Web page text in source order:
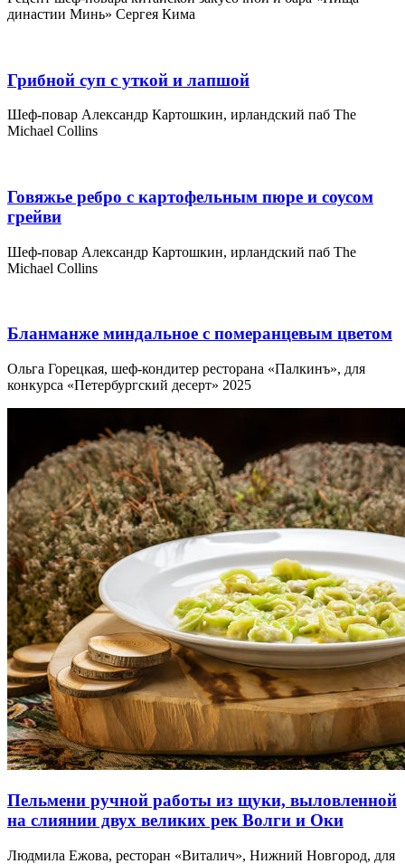
династии Минь» Сергея Кима
Грибной суп с уткой и лапшой
Шеф-повар Александр Картошкин, ирландский паб The
Michael Collins
Говяжье ребро с картофельным пюре и соусом
грейви
Шеф-повар Александр Картошкин, ирландский паб The
Michael Collins
Бланманже миндальное с померанцевым цветом
Ольга Горецкая, шеф-кондитер ресторана «Палкинъ», для
конкурса «Петербургский десерт» 2025
Пельмени ручной работы из щуки, выловленной
на слиянии двух великих рек Волги и Оки
Людмила Ежова, ресторан «Виталич», Нижний Новгород, для